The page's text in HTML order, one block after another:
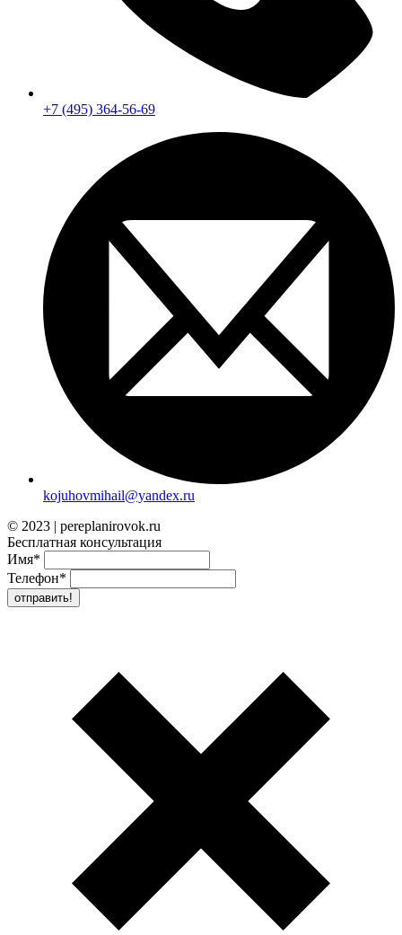
+7 (495) 364-56-69
kojuhovmihail@yandex.ru
© 2023 | pereplanirovok.ru
Бесплатная консультация
Имя*
Телефон*
отправить!